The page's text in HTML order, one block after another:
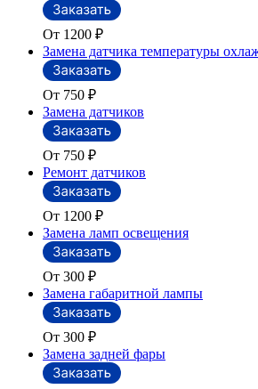
От 1200 ₽
Замена датчика температуры
От 750 ₽
Замена датчиков
От 750 ₽
Ремонт датчиков
От 1200 ₽
Замена ламп освещения
От 300 ₽
Замена габаритной лампы
От 300 ₽
Замена задней фары